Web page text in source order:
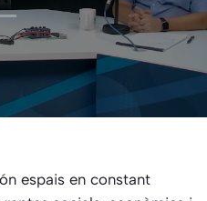
espais en constant